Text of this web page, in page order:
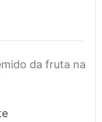
da fruta na